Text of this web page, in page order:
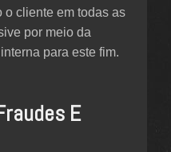
o cliente em todas as
por meio da
para este fim.
E